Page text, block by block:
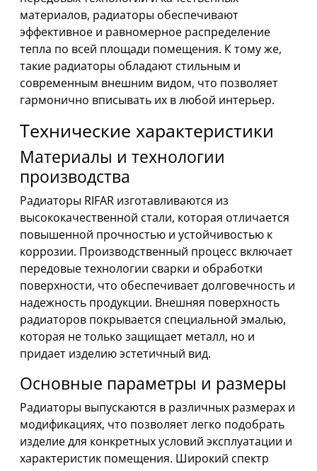
материалов, радиаторы обеспечивают
эффективное и равномерное распределение
тепла по всей площади помещения. К тому же,
такие радиаторы обладают стильным и
современным внешним видом, что позволяет
гармонично вписывать их в любой интерьер.
Технические характеристики
Материалы и технологии
производства
Радиаторы RIFAR изготавливаются из
высококачественной стали, которая отличается
повышенной прочностью и устойчивостью к
коррозии. Производственный процесс включает
передовые технологии сварки и обработки
поверхности, что обеспечивает долговечность и
надежность продукции. Внешняя поверхность
радиаторов покрывается специальной эмалью,
которая не только защищает металл, но и
придает изделию эстетичный вид.
Основные параметры и размеры
Радиаторы выпускаются в различных размерах и
модификациях, что позволяет легко подобрать
изделие для конкретных условий эксплуатации и
характеристик помещения. Широкий спектр